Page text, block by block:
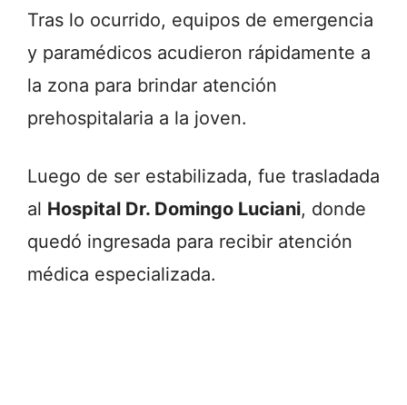
Tras lo ocurrido, equipos de emergencia
y paramédicos acudieron rápidamente a
la zona para brindar atención
prehospitalaria a la joven.
Luego de ser estabilizada, fue trasladada
al Hospital Dr. Domingo Luciani, donde
quedó ingresada para recibir atención
médica especializada.